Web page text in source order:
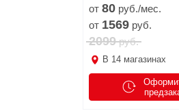
от 80 руб./мес.
от 1569 руб.
2099руб.
В 14 магазинах